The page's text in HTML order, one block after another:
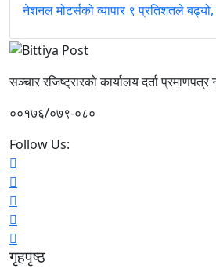
नेशनल मोटर्सको व्यापार ९ प्रतिशतले बढ्यो,
सञ्चार रजिष्ट्रारको कार्यालय दर्ता प्रमाणपत्र
००१७६/०७९-०८०
Follow Us:
गृहपृष्ठ